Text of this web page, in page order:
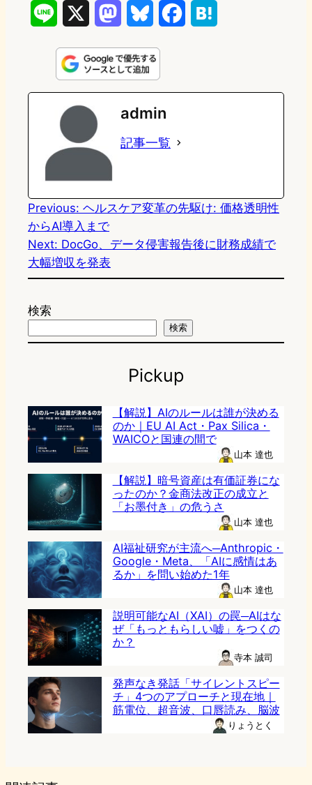
n
e
s
t
o
d
n
u
e
s
k
e
k
e
admin
記事一覧
Previous: ヘルスケア変革の先駆け: 価格透明性
からAI導入まで
Next: DocGo、データ侵害報告後に財務成績で
大幅増収を発表
検索
検索
Pickup
【解説】AIのルールは誰が決める
のか｜EU AI Act・Pax Silica・
WAICOと国連の間で
山本 達也
【解説】暗号資産は有価証券にな
ったのか？金商法改正の成立と
「お墨付き」の危うさ
山本 達也
AI福祉研究が主流へ─Anthropic・
Google・Meta、「AIに感情はあ
るか」を問い始めた1年
山本 達也
説明可能なAI（XAI）の罠─AIはな
ぜ「もっともらしい嘘」をつくの
か？
寺本 誠司
発声なき発話「サイレントスピー
チ」4つのアプローチと現在地｜
筋電位、超音波、口唇読み、脳波
りょうとく